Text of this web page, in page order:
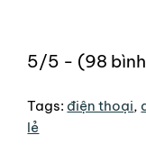
5/5 - (98
Tags: điện thoại,
lẻ